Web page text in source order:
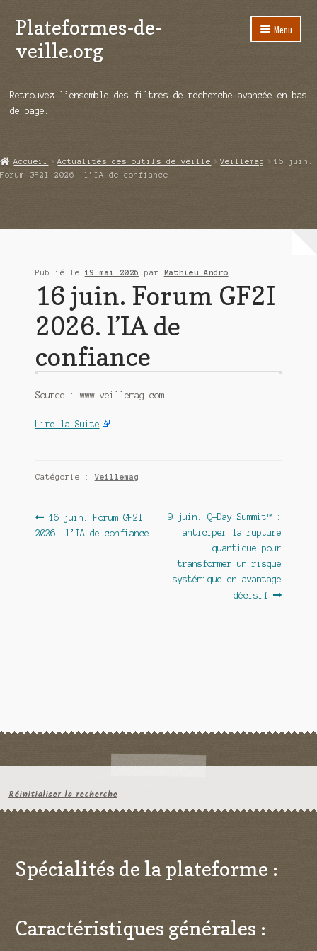
Aller
à
la
Aller
au
contenu
Plateformes-de-
veille.org
Menu
Répertoire d’ouitils
Démos vidéos
Retrouvez l’ensemble des filtres de recherche avancée en bas
de page.
Accueil Actualités des outils de veille Veillemag
16 juin.
Forum GF2I 2026. l’IA de confiance
Publié le 19 mai 2026 par Mathieu Andro
16 juin. Forum GF2I
2026. l’IA de
confiance
Source : www.veillemag.com
Lire la Suite
Catégorie :Veillemag
Navigation
de
Article
précédent :
16 juin. Forum GF2I
2026. l’IA de confiance
Article
suivant :
9 juin. Q-Day Summit™ :
anticiper la rupture
quantique pour
transformer un risque
systémique en avantage
décisif
Réinitialiser la recherche
Spécialités de la plateforme :
Caractéristiques générales :